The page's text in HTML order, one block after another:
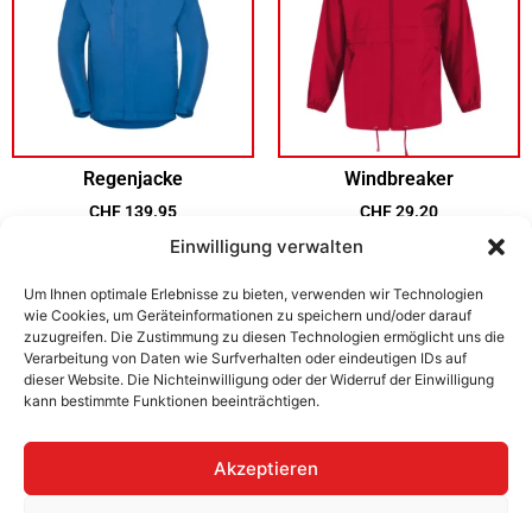
Einwilligung verwalten
Um Ihnen optimale Erlebnisse zu bieten, verwenden wir Technologien
wie Cookies, um Geräteinformationen zu speichern und/oder darauf
zuzugreifen. Die Zustimmung zu diesen Technologien ermöglicht uns die
Verarbeitung von Daten wie Surfverhalten oder eindeutigen IDs auf
dieser Website. Die Nichteinwilligung oder der Widerruf der Einwilligung
kann bestimmte Funktionen beeinträchtigen.
Akzeptieren
Regenjacke
CHF 139.95
Erfahre mehr!
Windbreaker
CHF29.20
Erfahre mehr!